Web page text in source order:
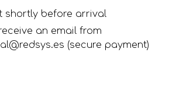
shortly before arrival
an email from
(secure payment)